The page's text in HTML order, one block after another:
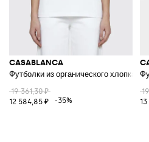
CASABLANCA
Футболки из органического хлопка с
19 361,30 ₽
12 584,85 ₽
-35%